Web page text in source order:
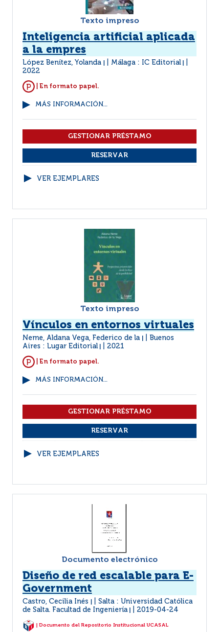
Texto impreso
Inteligencia artificial aplicada
a la empres
López Benítez, Yolanda Málaga : IC Editorial
2022
| En formato papel.
MÁS INFORMACIÓN...
VER EJEMPLARES
Texto impreso
Vínculos en entornos virtuales
Neme, Aldana Vega, Federico de la
Buenos
Aires : Lugar Editorial
2021
| En formato papel.
MÁS INFORMACIÓN...
VER EJEMPLARES
Documento electrónico
Diseño de red escalable para E-
Government
Castro, Cecilia Inés
Salta : Universidad Católica
de Salta. Facultad de Ingeniería
2019-04-24
| Documento del Repositorio Institucional UCASAL